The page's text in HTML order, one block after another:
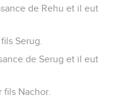
de Rehu et il eut
Serug.
de Serug et il eut
Nachor.